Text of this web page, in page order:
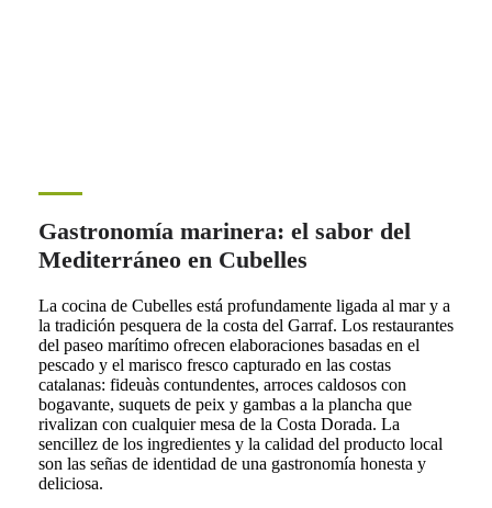
Gastronomía marinera: el sabor del
Mediterráneo en Cubelles
La cocina de Cubelles está profundamente ligada al mar y a
la tradición pesquera de la costa del Garraf. Los restaurantes
del paseo marítimo ofrecen elaboraciones basadas en el
pescado y el marisco fresco capturado en las costas
catalanas: fideuàs contundentes, arroces caldosos con
bogavante, suquets de peix y gambas a la plancha que
rivalizan con cualquier mesa de la Costa Dorada. La
sencillez de los ingredientes y la calidad del producto local
son las señas de identidad de una gastronomía honesta y
deliciosa.